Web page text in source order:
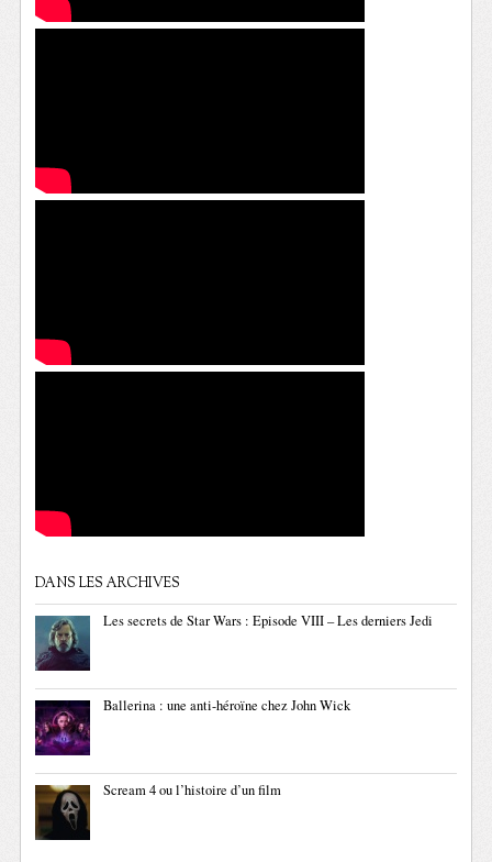
DANS LES ARCHIVES
Les secrets de Star Wars : Episode VIII – Les derniers Jedi
Ballerina : une anti-héroïne chez John Wick
Scream 4 ou l’histoire d’un film